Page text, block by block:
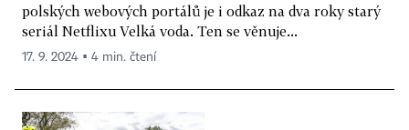
polských webových portálů je i odkaz na dva roky starý
seriál Netflixu Velká voda. Ten se věnuje...
17. 9. 2024 ▪ 4 min. čtení